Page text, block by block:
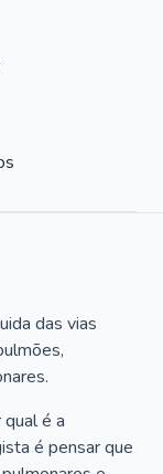
das vias
é a
é pensar que